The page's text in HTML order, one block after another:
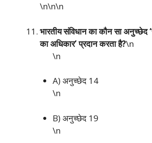
\n\n\n
भारतीय संविधान का कौन सा अनुच्छेद
का अधिकार’ प्रदान करता है?\n
\n
A) अनुच्छेद 14
\n
B) अनुच्छेद 19
\n